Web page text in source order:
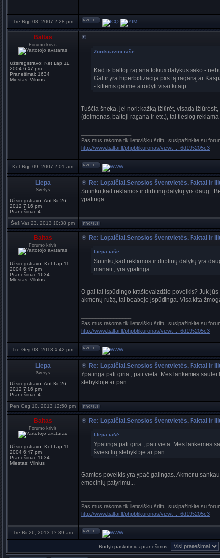
Tre Rgp 08, 2007 2:28 pm
Baltas
Forumo krivis
Užsiregistravo: Ket Lap 11,
2004 6:47 pm
Pranešimai: 1634
Miestas: Vilnius
Zordsdavini rašė:
Kad ta baltoji ragana tokius dalykus sako -
Gal ir yra hiperbolizacija pas tą raganą ar
- kitiems galime atrodyti visai kitaip.
Tuščia šneka, jei norit kažką įžiūrėt, visada
(dolmenas, baltoji ragana ir etc.), tai tiesiog
Pas mus rašoma tik lietuvišku šriftu, susipažinkite su
http://www.baltai.lt/phpbbkuronas/viewt ... 6d195205c3
Ket Rgp 09, 2007 2:01 am
Liepa
Svetys
Užsiregistravo: Ant Bir 26,
2012 7:16 pm
Pranešimai: 4
Re: Lopaičiai.Senosios šventvietės. Faktai ir
Sutinku,kad reklamos ir dirbtinų dalykų yra daug .
ypatinga.
Šeš Vas 23, 2013 10:38 pm
Baltas
Forumo krivis
Užsiregistravo: Ket Lap 11,
2004 6:47 pm
Pranešimai: 1634
Miestas: Vilnius
Re: Lopaičiai.Senosios šventvietės. Faktai ir
Liepa rašė:
Sutinku,kad reklamos ir dirbtinų dalykų yra
manau , yra ypatinga.
O gal tai įspūdingo kraštovaizdžio poveikis? Juk
akmenų ružą, tai beabejo įspūdinga. Visa kita
Pas mus rašoma tik lietuvišku šriftu, susipažinkite su
http://www.baltai.lt/phpbbkuronas/viewt ... 6d195205c3
Tre Geg 08, 2013 4:42 pm
Liepa
Svetys
Užsiregistravo: Ant Bir 26,
2012 7:16 pm
Pranešimai: 4
Re: Lopaičiai.Senosios šventvietės. Faktai ir
Ypatinga pati giria , pati vieta. Mes lankėmės
stebykloje ar pan.
Pen Geg 10, 2013 12:50 pm
Baltas
Forumo krivis
Užsiregistravo: Ket Lap 11,
2004 6:47 pm
Pranešimai: 1634
Miestas: Vilnius
Re: Lopaičiai.Senosios šventvietės. Faktai ir
Liepa rašė:
Ypatinga pati giria , pati vieta. Mes lankėmės
šviesulių stebykloje ar pan.
Gamtos poveikis yra ypač galingas. Akmenų
emocinių patyrimų...
Pas mus rašoma tik lietuvišku šriftu, susipažinkite su
http://www.baltai.lt/phpbbkuronas/viewt ... 6d195205c3
Tre Bir 26, 2013 12:39 am
Rodyti paskutinius pranešimus: